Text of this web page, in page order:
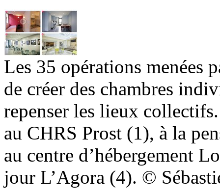
Les 35 opérations menées
de créer des chambres
repenser les lieux
au CHRS Prost (1), à la
au centre d’hébergement
jour L’Agora (4). ©